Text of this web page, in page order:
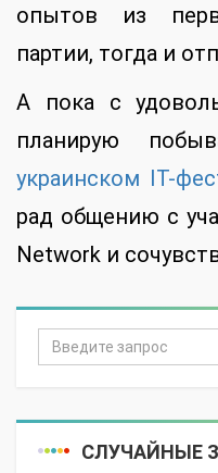
опытов из
партии, тогда и
А пока с
планирую
украинском IT-
рад общению с
Network и
СЛУЧАЙНЫЕ